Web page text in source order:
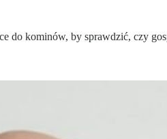
do kominów, by sprawdzić, czy